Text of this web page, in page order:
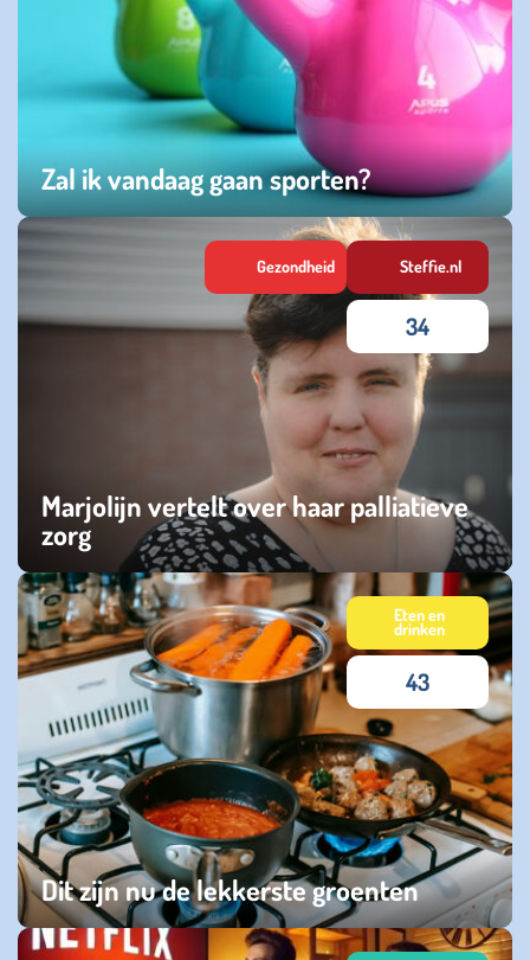
Zal ik vandaag gaan sporten?
dinsdag 31 maart 2026
Marjolijn vertelt over haar palliatieve
zorg
dinsdag 03 februari 2026
Gezondheid Steffie.nl
34
Dit zijn nu de lekkerste groenten
vrijdag 02 januari 2026
Eten en
drinken
43